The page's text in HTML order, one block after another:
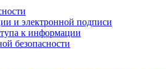
и электронной подписи
к информации
безопасности